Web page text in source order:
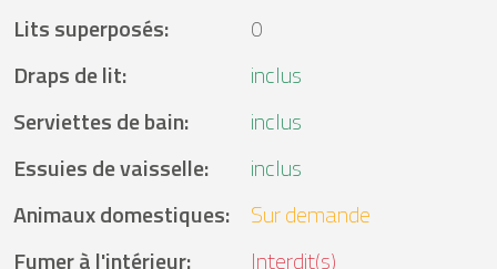
Lits superposés:
0
Draps de lit:
inclus
Serviettes de bain:
inclus
Essuies de vaisselle:
inclus
Animaux domestiques:
Sur demande
Fumer à l'intérieur:
Interdit(s)